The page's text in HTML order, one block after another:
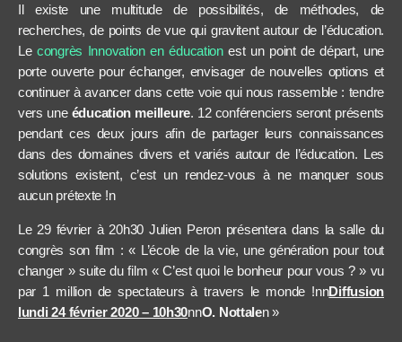
Il existe une multitude de possibilités, de méthodes, de
recherches, de points de vue qui gravitent autour de l’éducation.
Le congrès Innovation en éducation est un point de départ, une
porte ouverte pour échanger, envisager de nouvelles options et
continuer à avancer dans cette voie qui nous rassemble : tendre
vers une éducation meilleure. 12 conférenciers seront présents
pendant ces deux jours afin de partager leurs connaissances
dans des domaines divers et variés autour de l’éducation. Les
solutions existent, c’est un rendez-vous à ne manquer sous
aucun prétexte !n
Le 29 février à 20h30 Julien Peron présentera dans la salle du
congrès son film : « L’école de la vie, une génération pour tout
changer » suite du film « C’est quoi le bonheur pour vous ? » vu
par 1 million de spectateurs à travers le monde !nnDiffusion
lundi 24 février 2020 – 10h30nnO. Nottalen »